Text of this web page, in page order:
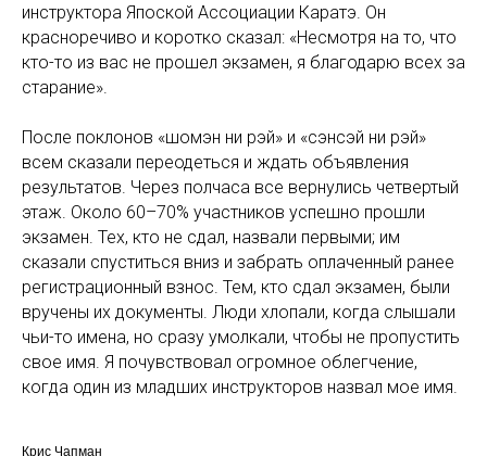
инструктора Япоской Ассоциации Каратэ. Он
красноречиво и коротко сказал: «Несмотря на то, что
кто-то из вас не прошел экзамен, я благодарю всех за
старание».
После поклонов «шомэн ни рэй» и «сэнсэй ни рэй»
всем сказали переодеться и ждать объявления
результатов. Через полчаса все вернулись четвертый
этаж. Около 60–70% участников успешно прошли
экзамен. Тех, кто не сдал, назвали первыми; им
сказали спуститься вниз и забрать оплаченный ранее
регистрационный взнос. Тем, кто сдал экзамен, были
вручены их документы. Люди хлопали, когда слышали
чьи-то имена, но сразу умолкали, чтобы не пропустить
свое имя. Я почувствовал огромное облегчение,
когда один из младших инструкторов назвал мое имя.
Крис Чапман